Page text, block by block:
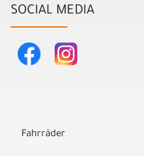
SOCIAL MEDIA
Fahrräder